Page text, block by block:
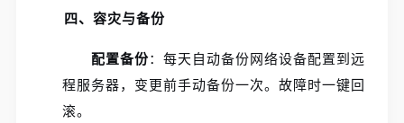
四、容灾与备份
配置备份：每天自动备份网络设备配置到远
程服务器，变更前手动备份一次。故障时一键回
滚。